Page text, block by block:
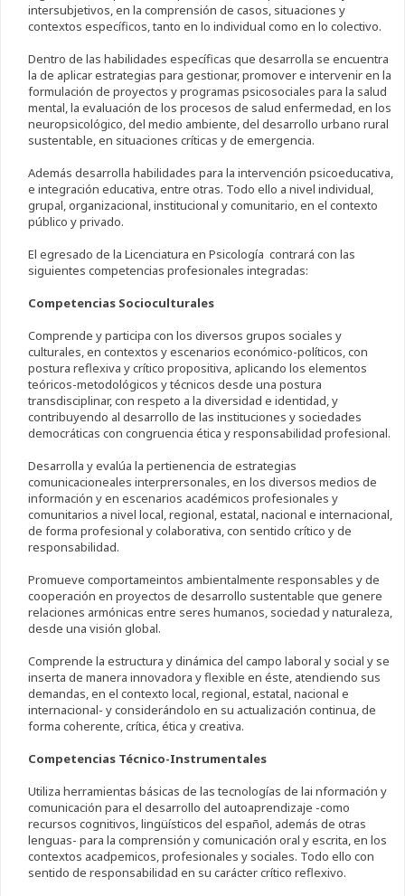
intersubjetivos, en la comprensión de casos, situaciones y
contextos específicos, tanto en lo individual como en lo colectivo.
Dentro de las habilidades específicas que desarrolla se encuentra
la de aplicar estrategias para gestionar, promover e intervenir en la
formulación de proyectos y programas psicosociales para la salud
mental, la evaluación de los procesos de salud enfermedad, en los
neuropsicológico, del medio ambiente, del desarrollo urbano rural
sustentable, en situaciones críticas y de emergencia.
Además desarrolla habilidades para la intervención psicoeducativa,
e integración educativa, entre otras. Todo ello a nivel individual,
grupal, organizacional, institucional y comunitario, en el contexto
público y privado.
El egresado de la Licenciatura en Psicología contrará con las
siguientes competencias profesionales integradas:
Competencias Socioculturales
Comprende y participa con los diversos grupos sociales y
culturales, en contextos y escenarios económico-políticos, con
postura reflexiva y crítico propositiva, aplicando los elementos
teóricos-metodológicos y técnicos desde una postura
transdisciplinar, con respeto a la diversidad e identidad, y
contribuyendo al desarrollo de las instituciones y sociedades
democráticas con congruencia ética y responsabilidad profesional.
Desarrolla y evalúa la pertienencia de estrategias
comunicacioneales interprersonales, en los diversos medios de
información y en escenarios académicos profesionales y
comunitarios a nivel local, regional, estatal, nacional e internacional,
de forma profesional y colaborativa, con sentido crítico y de
responsabilidad.
Promueve comportameintos ambientalmente responsables y de
cooperación en proyectos de desarrollo sustentable que genere
relaciones armónicas entre seres humanos, sociedad y naturaleza,
desde una visión global.
Comprende la estructura y dinámica del campo laboral y social y se
inserta de manera innovadora y flexible en éste, atendiendo sus
demandas, en el contexto local, regional, estatal, nacional e
internacional- y considerándolo en su actualización continua, de
forma coherente, crítica, ética y creativa.
Competencias Técnico-Instrumentales
Utiliza herramientas básicas de las tecnologías de lai nformación y
comunicación para el desarrollo del autoaprendizaje -como
recursos cognitivos, lingüísticos del español, además de otras
lenguas- para la comprensión y comunicación oral y escrita, en los
contextos acadpemicos, profesionales y sociales. Todo ello con
sentido de responsabilidad en su carácter crítico reflexivo.